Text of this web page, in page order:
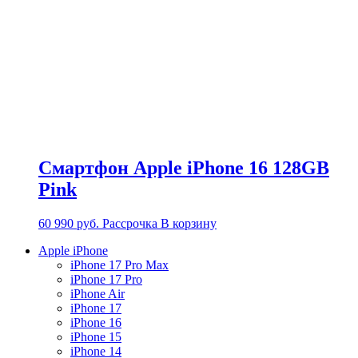
Смартфон Apple iPhone 16 128GB
Pink
60 990 руб. Рассрочка В корзину
Apple iPhone
iPhone 17 Pro Max
iPhone 17 Pro
iPhone Air
iPhone 17
iPhone 16
iPhone 15
iPhone 14